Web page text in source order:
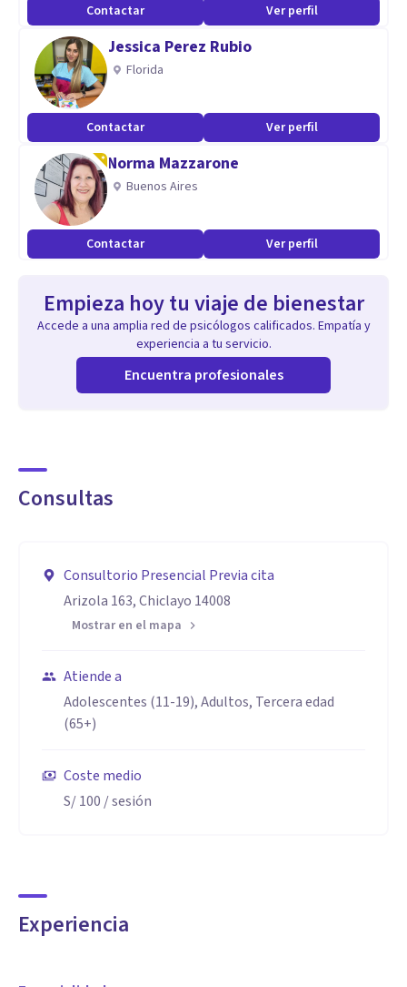
Psicología Oncológica
Contactar Ver perfil
Jessica Perez Rubio
Florida
Contactar Ver perfil
Norma Mazzarone
Buenos Aires
Contactar Ver perfil
Empieza hoy tu viaje de bienestar
Accede a una amplia red de psicólogos calificados. Empatía y
experiencia a tu servicio.
Encuentra profesionales
Consultas
Consultorio Presencial Previa cita
Arizola 163, Chiclayo 14008
Mostrar en el mapa
Atiende a
Adolescentes (11-19), Adultos, Tercera edad
(65+)
Coste medio
S/ 100 / sesión
Experiencia